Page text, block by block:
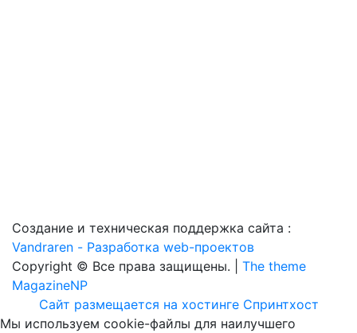
Создание и техническая поддержка сайта :
Vandraren - Разработка web-проектов
Copyright © Все права защищены. | The theme
MagazineNP
Сайт размещается на хостинге Спринтхост
Мы используем cookie-файлы для наилучшего